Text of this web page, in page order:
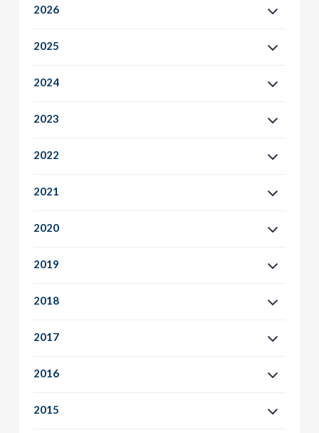
2026
2025
2024
2023
2022
2021
2020
2019
2018
2017
2016
2015